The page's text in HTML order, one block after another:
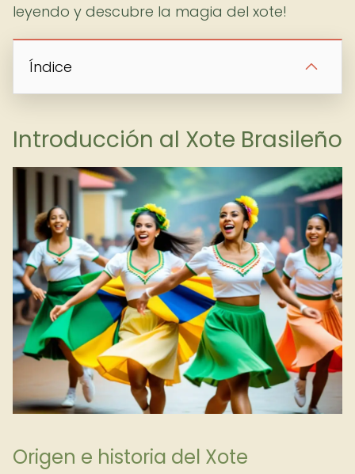
leyendo y descubre la magia del xote!
Índice
Introducción al Xote Brasileño
Origen e historia del Xote